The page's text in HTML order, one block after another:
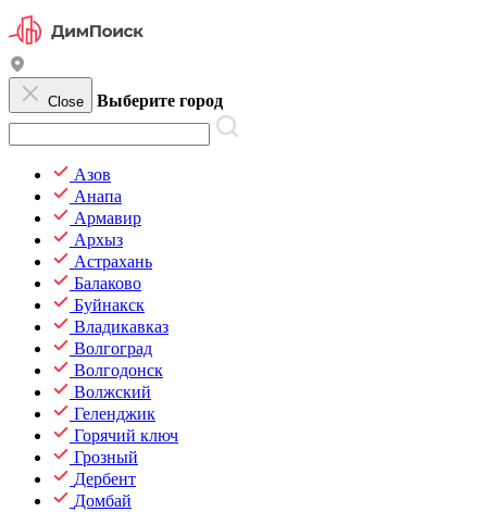
Close Выберите город
Азов
Анапа
Армавир
Архыз
Астрахань
Балаково
Буйнакск
Владикавказ
Волгоград
Волгодонск
Волжский
Геленджик
Горячий ключ
Грозный
Дербент
Домбай